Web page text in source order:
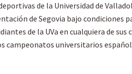
de la Universidad de
de Segovia bajo
de la UVa en cualquiera de
universitarios